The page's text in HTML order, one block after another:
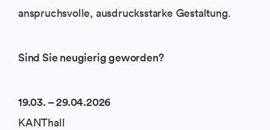
anspruchsvolle, ausdrucksstarke Gestaltung.
Sind Sie neugierig geworden?
19.03. – 29.04.2026
KANThall